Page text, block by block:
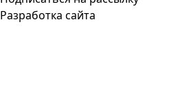
Разработка сайта